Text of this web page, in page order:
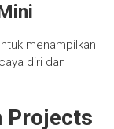
menampilkan
diri dan
Projects